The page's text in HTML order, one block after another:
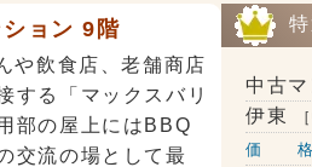
ョン 9階
や飲食店、老舗商店
する「マックスバリ
部の屋上にはBBQ
交流の場として最
中古
伊東
価 格